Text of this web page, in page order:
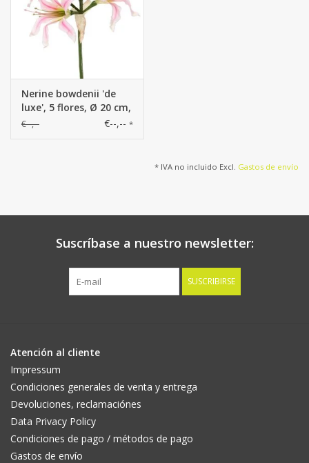
Nerine bowdenii 'de
luxe', 5 flores, Ø 20 cm,
70 cm
€--,-- €--,-- *
* IVA no incluido Excl. Gastos de envío
Suscríbase a nuestro newsletter:
SUSCRIBIRSE
Atención al cliente
Impressum
Condiciones generales de venta y entrega
Devoluciones, reclamaciónes
Data Privacy Policy
Condiciones de pago / métodos de pago
Gastos de envío